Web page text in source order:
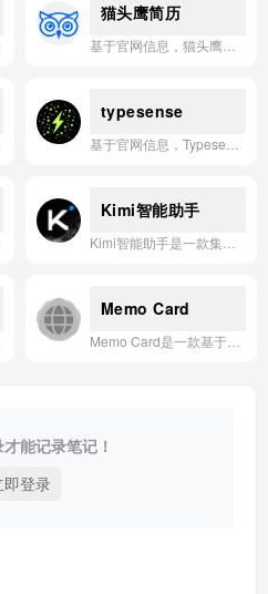
猫头鹰简历
typesense
Kimi智能助手
Memo Card
能记录笔记！
即登录